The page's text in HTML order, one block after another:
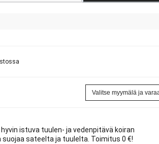
Valitse myymälä ja
istuva tuulen- ja vedenpitävä koiran
sateelta ja tuulelta. Toimitus 0 €!